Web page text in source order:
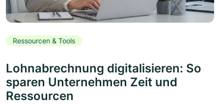
Ressourcen & Tools
Lohnabrechnung digitalisieren: So
sparen Unternehmen Zeit und
Ressourcen